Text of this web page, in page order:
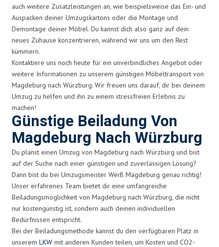
auch weitere Zusatzleistungen an, wie beispielsweise das Ein- und
Auspacken deiner Umzugskartons oder die Montage und
Demontage deiner Möbel. Du kannst dich also ganz auf dein
neues Zuhause konzentrieren, während wir uns um den Rest
kümmern.
Kontaktiere uns noch heute für ein unverbindliches Angebot oder
weitere Informationen zu unserem günstigen Möbeltransport von
Magdeburg nach Würzburg. Wir freuen uns darauf, dir bei deinem
Umzug zu helfen und ihn zu einem stressfreien Erlebnis zu
machen!
Günstige Beiladung Von
Magdeburg Nach Würzburg
Du planst einen Umzug von Magdeburg nach Würzburg und bist
auf der Suche nach einer günstigen und zuverlässigen Lösung?
Dann bist du bei Umzugsmeister Weiß Magdeburg genau richtig!
Unser erfahrenes Team bietet dir eine umfangreiche
Beiladungsmöglichkeit von Magdeburg nach Würzburg, die nicht
nur kostengünstig ist, sondern auch deinen individuellen
Bedürfnissen entspricht.
Bei der Beiladungsmethode kannst du den verfügbaren Platz in
unserem LKW mit anderen Kunden teilen, um Kosten und CO2-